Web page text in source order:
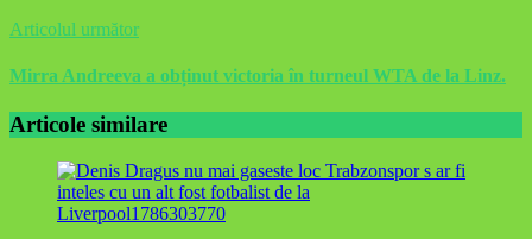
Articolul următor
Mirra Andreeva a obținut victoria în turneul WTA de la Linz.
Articole similare